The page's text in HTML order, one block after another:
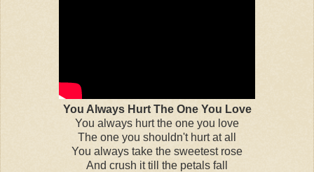
You Always Hurt The One You Love
You always hurt the one you love
The one you shouldn't hurt at all
You always take the sweetest rose
And crush it till the petals fall